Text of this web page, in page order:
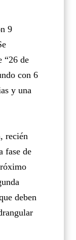
9
“26 de
con 6
y una
recién
fase de
deben